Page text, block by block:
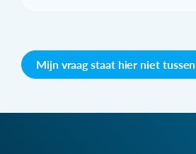
Mijn vraag staat hier niet tussen